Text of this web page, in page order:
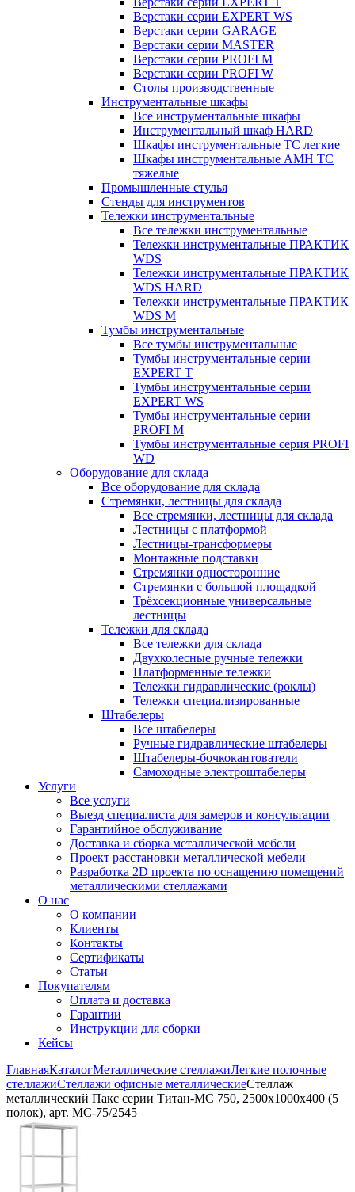
Верстаки серии EXPERT WS
Верстаки серии GARAGE
Верстаки серии MASTER
Верстаки серии PROFI M
Верстаки серии PROFI W
Столы производственные
Инструментальные шкафы
Все инструментальные шкафы
Инструментальный шкаф HARD
Шкафы инструментальные ТС легкие
Шкафы инструментальные AMH TC
тяжелые
Промышленные стулья
Стенды для инструментов
Тележки инструментальные
Все тележки инструментальные
Тележки инструментальные ПРАКТИК
WDS
Тележки инструментальные ПРАКТИК
WDS HARD
Тележки инструментальные ПРАКТИК
WDS M
Тумбы инструментальные
Все тумбы инструментальные
Тумбы инструментальные серии
EXPERT T
Тумбы инструментальные серии
EXPERT WS
Тумбы инструментальные серии
PROFI M
Тумбы инструментальные серия PROFI
WD
Оборудование для склада
Все оборудование для склада
Стремянки, лестницы для склада
Все стремянки, лестницы для склада
Лестницы с платформой
Лестницы-трансформеры
Монтажные подставки
Стремянки односторонние
Стремянки с большой площадкой
Трёхсекционные универсальные
лестницы
Тележки для склада
Все тележки для склада
Двухколесные ручные тележки
Платформенные тележки
Тележки гидравлические (роклы)
Тележки специализированные
Штабелеры
Все штабелеры
Ручные гидравлические штабелеры
Штабелеры-бочкокантователи
Самоходные электроштабелеры
Услуги
Все услуги
Выезд специалиста для замеров и консультации
Гарантийное обслуживание
Доставка и сборка металлической мебели
Проект расстановки металлической мебели
Разработка 2D проекта по оснащению помещений
металлическими стеллажами
О нас
О компании
Клиенты
Контакты
Сертификаты
Статьи
Покупателям
Оплата и доставка
Гарантии
Инструкции для сборки
Кейсы
ГлавнаяКаталогМеталлические стеллажиЛегкие полочные
стеллажиСтеллажи офисные металлическиеСтеллаж
металлический Пакс серии Титан-МС 750, 2500x1000x400 (5
полок), арт. МС-75/2545